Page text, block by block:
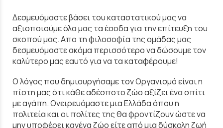
Δεσμευόμαστε βάσει του καταστατικού μας να
αξιοποιούμε όλα μας τα έσοδα για την επίτευξη του
σκοπού μας. Απο τη φιλοσοφία της ομάδας μας
δεσμευόμαστε ακόμα περισσότερο να δώσουμε τον
καλύτερο μας εαυτό για να τα καταφέρουμε!
Ο λόγος που δημιουργήσαμε τον Οργανισμό είναι η
πίστη μας ότι κάθε αδέσποτο ζώο αξίζει ένα σπίτι
με αγάπη. Ονειρευόμαστε μια Ελλάδα όπου η
πολιτεία και οι πολίτες της θα φροντίζουν ώστε να
μην υποφέρει κανένα ζώο είτε από μια δύσκολη ζωή